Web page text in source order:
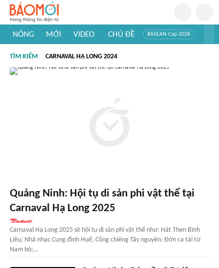
NÓNG MỚI VIDEO CHỦ ĐỀ #ASEAN Cup 2026
#Khám phá thế giới
TÌM KIẾM CARNAVAL HẠ LONG 2024
Quảng Ninh: Hội tụ di sản phi vật thể tại
Carnaval Hạ Long 2025
Carnaval Hạ Long 2025 sẽ hội tụ di sản phi vật thể như: Hát Then Bình
Liêu; Nhã nhạc Cung đình Huế; Cồng chiêng Tây nguyên; Đờn ca tài tử
Nam bộ;…